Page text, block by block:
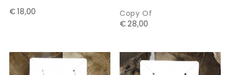
€ 18,00 Copy Of
€ 28,00